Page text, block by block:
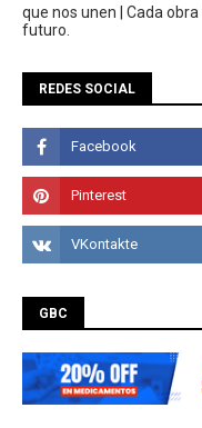
que nos unen | Cada
futuro.
REDES SOCIAL
GBC